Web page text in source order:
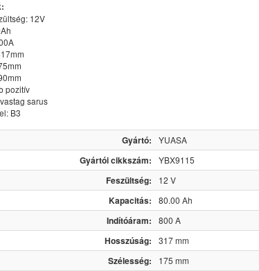
12V
pozitív
sarus
B3
Gyártó: YUASA
Gyártói cikkszám: YBX9115
Feszültség: 12 V
Kapacitás: 80.00 Ah
Indítóáram: 800 A
Hosszúság: 317 mm
Szélesség: 175 mm